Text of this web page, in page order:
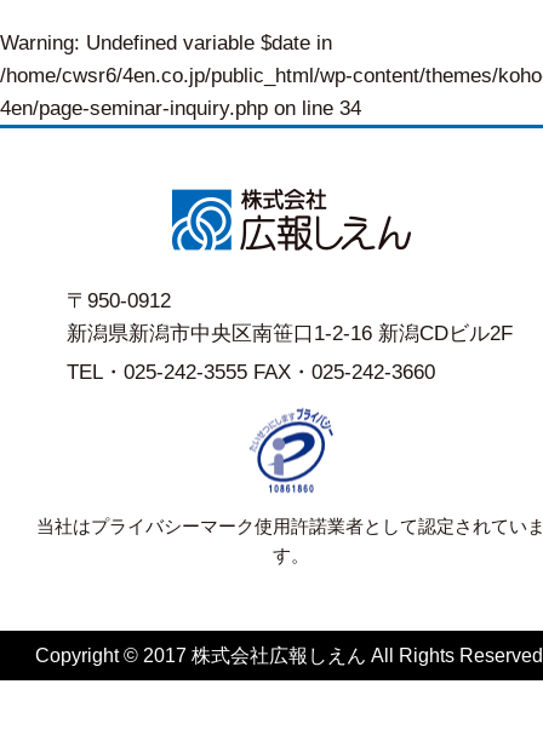
Warning: Undefined variable $date in
/home/cwsr6/4en.co.jp/public_html/wp-content/themes/
4en/page-seminar-inquiry.php on line 34
〒950-0912
新潟県新潟市中央区南笹口1-2-16 新潟CDビル2F
TEL・025-242-3555 FAX・025-242-3660
当社はプライバシーマーク使用許諾業者として認定されてい
す。
Copyright © 2017 株式会社広報しえん All Rights